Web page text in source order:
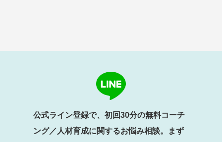
公式ライン登録で、初回30分の無料コーチ
ング／人材育成に関するお悩み相談。まず